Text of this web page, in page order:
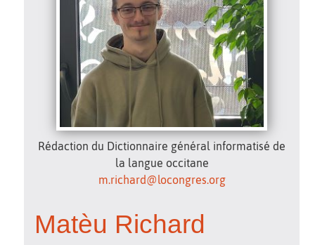
Rédaction du Dictionnaire général informatisé de
la langue occitane
m.richard@locongres.org
Matèu Richard